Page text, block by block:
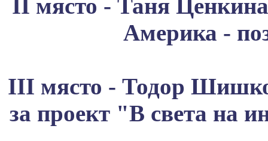
II място - Таня
Америка -
III място - Тодор
за проект "В света на